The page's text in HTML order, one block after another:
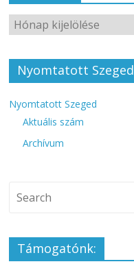
Nyomtatott Szeged
Nyomtatott Szeged
Aktuális szám
Archívum
Támogatónk: